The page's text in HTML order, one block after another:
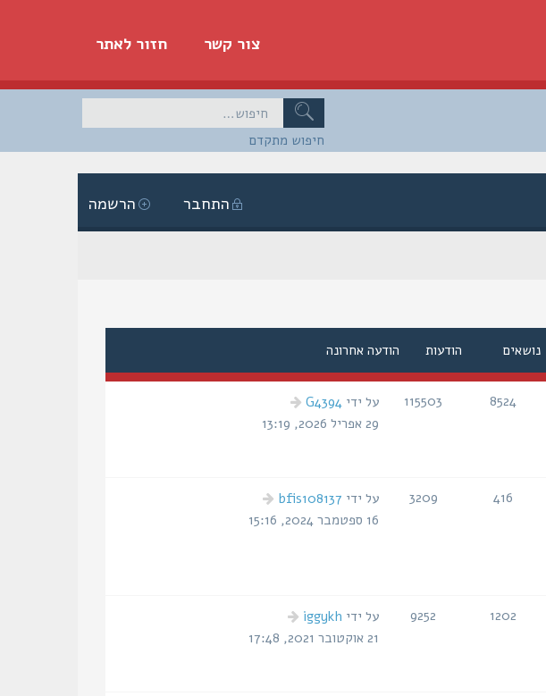
חזור לאתר צור קשר
חיפוש מתקדם
הרשמה התחבר
נושאים הודעות הודעה אחרונה
8524
115503
הודעה
אחרונה
על ידיG4394
29 אפריל 2026, 13:19
416
3209
הודעה
אחרונה
על ידי bfis108137
16 ספטמבר 2024, 15:16
1202
9252
הודעה
אחרונה
על ידי iggykh
21 אוקטובר 2021, 17:48